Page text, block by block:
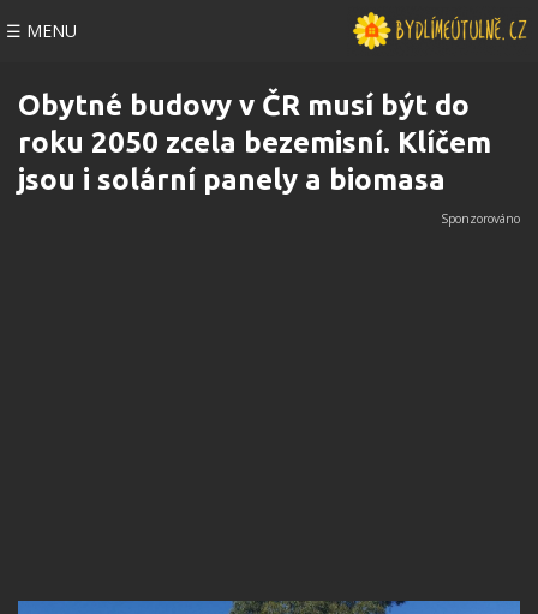
☰ MENU
Obytné budovy v ČR musí být do
roku 2050 zcela bezemisní. Klíčem
jsou i solární panely a biomasa